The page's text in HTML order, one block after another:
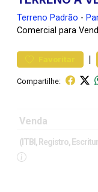
Terreno Padrão -
Comercial para
Favoritar |
Compartilhe:
Venda
(ITBI, Registro,